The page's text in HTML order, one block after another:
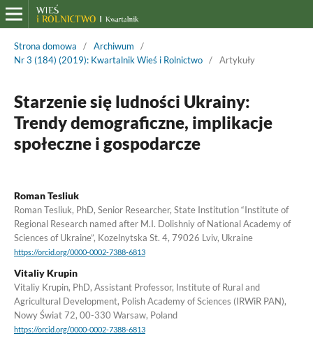
Strona domowa / Archiwum
/
Nr 3 (184) (2019): Kwartalnik Wieś i Rolnictwo / Artykuły
Starzenie się ludności Ukrainy:
Trendy demograficzne, implikacje
społeczne i gospodarcze
Roman Tesliuk
Roman Tesliuk, PhD, Senior Researcher, State Institution “Institute of
Regional Research named after M.I. Dolishniy of National Academy of
Sciences of Ukraine”, Kozelnytska St. 4, 79026 Lviv, Ukraine
https://orcid.org/0000-0002-7388-6813
Vitaliy Krupin
Vitaliy Krupin, PhD, Assistant Professor, Institute of Rural and
Agricultural Development, Polish Academy of Sciences (IRWiR PAN),
Nowy Świat 72, 00-330 Warsaw, Poland
https://orcid.org/0000-0002-7388-6813